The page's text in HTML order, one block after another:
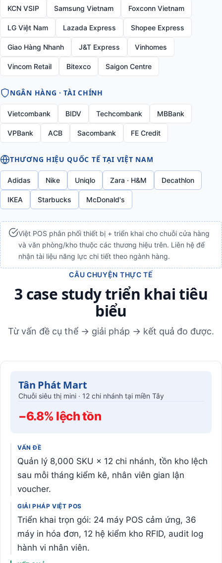
KCN VSIP Samsung Vietnam Foxconn Vietnam
LG Việt Nam Lazada Express Shopee Express
Giao Hàng Nhanh J&T Express Vinhomes
Vincom Retail Bitexco Saigon Centre
NGÂN HÀNG · TÀI CHÍNH
Vietcombank BIDV Techcombank MBBank
VPBank ACB Sacombank FE Credit
THƯƠNG HIỆU QUỐC TẾ TẠI VIỆT NAM
Adidas Nike Uniqlo Zara · H&M Decathlon
IKEA Starbucks McDonald's
Việt POS phân phối thiết bị + triển khai cho chuỗi cửa hàng
và văn phòng/kho thuộc các thương hiệu trên. Liên hệ để
nhận tài liệu năng lực chi tiết theo ngành hàng.
CÂU CHUYỆN THỰC TẾ
3 case study triển khai tiêu
biểu
Từ vấn đề cụ thể → giải pháp → kết quả đo được.
Tân Phát Mart
Chuỗi siêu thị mini · 12 chi nhánh tại miền Tây
−6.8% lệch tồn
VẤN ĐỀ
Quản lý 8,000 SKU × 12 chi nhánh, tồn kho lệch
sau mỗi tháng kiểm kê, nhân viên gian lận
voucher.
GIẢI PHÁP VIỆT POS
Triển khai trọn gói: 24 máy POS cảm ứng, 36
máy in hóa đơn, 12 hệ kiểm kho RFID, audit log
hành vi nhân viên.